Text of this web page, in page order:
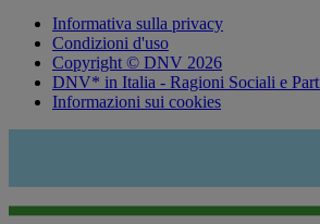
Informativa sulla privacy
Condizioni d'uso
Copyright © DNV 2026
DNV* in Italia - Ragioni Sociali e
Informazioni sui cookies